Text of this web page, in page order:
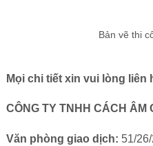
Bản vẽ thi
Mọi chi tiết xin vui lòng liên
CÔNG TY TNHH CÁCH ÂM
Văn phòng giao dịch: 51/